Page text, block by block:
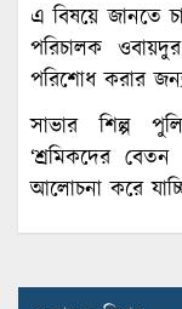
এ বিষয়ে জানতে
পরিচালক
পরিশোধ করার জন্য
সাভার শিল্প
‘শ্রমিকদের
আলোচনা করে